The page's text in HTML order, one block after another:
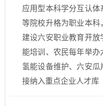
应用型本科学分互认
等院校升格为职业本科
建设六安职业教育开
能培训、农民每年举
氢能设备维护、六安
接纳入重点企业人才库‌